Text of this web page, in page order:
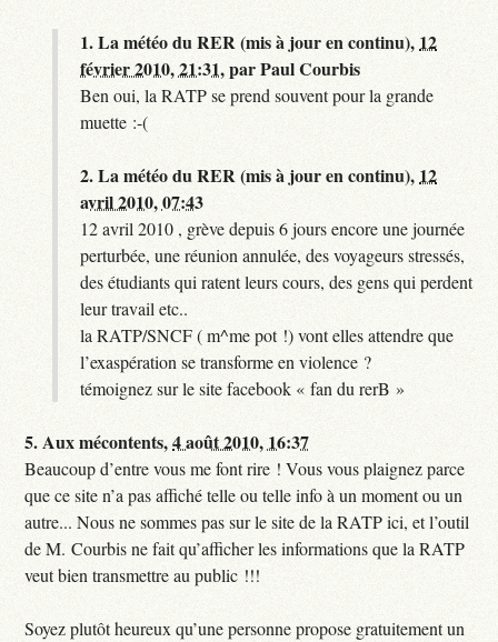
1.La météo du RER (mis à jour en continu), 12
février 2010, 21:31,parPaul Courbis
Ben oui, la RATP se prend souvent pour la grande
muette :-(
2.La météo du RER (mis à jour en continu), 12
avril 2010, 07:43
12 avril 2010 , grève depuis 6 jours encore une journée
perturbée, une réunion annulée, des voyageurs stressés,
des étudiants qui ratent leurs cours, des gens qui perdent
leur travail etc..
la RATP/SNCF ( m^me pot !) vont elles attendre que
l’exaspération se transforme en violence ?
témoignez sur le site facebook « fan du rerB »
5.Aux mécontents,4 août 2010, 16:37
Beaucoup d’entre vous me font rire ! Vous vous plaignez parce
que ce site n’a pas affiché telle ou telle info à un moment ou un
autre... Nous ne sommes pas sur le site de la RATP ici, et l’outil
de M. Courbis ne fait qu’afficher les informations que la RATP
veut bien transmettre au public !!!
Soyez plutôt heureux qu’une personne propose gratuitement un